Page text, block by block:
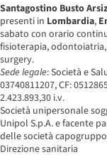
Santagostino Busto
presenti in Lombardia,
sabato con orario
fisioterapia,
surgery.
Sede legale: Società e
03740811207, CF:
2.423.893,30 i.v.
Società unipersonale
Unipol S.p.A. e facente
delle società
Direzione sanitaria